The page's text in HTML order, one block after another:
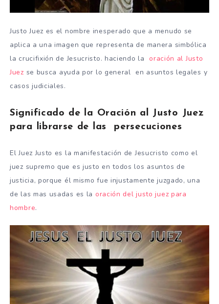
Justo Juez es el nombre inesperado que a menudo se
aplica a una imagen que representa de manera simbólica
la crucifixión de Jesucristo. haciendo la oración al Justo
Juez se busca ayuda por lo general en asuntos legales y
casos judiciales.
Significado de la Oración al Justo Juez
para librarse de las persecuciones
El Juez Justo es la manifestación de Jesucristo como el
juez supremo que es justo en todos los asuntos de
justicia, porque él mismo fue injustamente juzgado, una
de las mas usadas es la oración del justo juez para
hombre.